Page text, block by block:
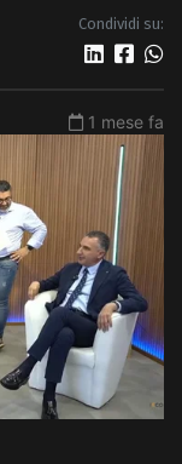
Condividi su:
1 mese fa